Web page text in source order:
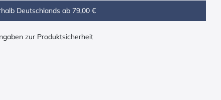
Deutschlands ab 79,00 €
zur Produktsicherheit